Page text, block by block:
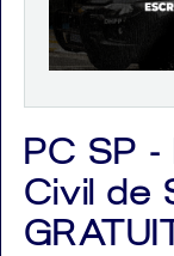
Aprovados
Notícias
Aulas
PC SP
Civil de